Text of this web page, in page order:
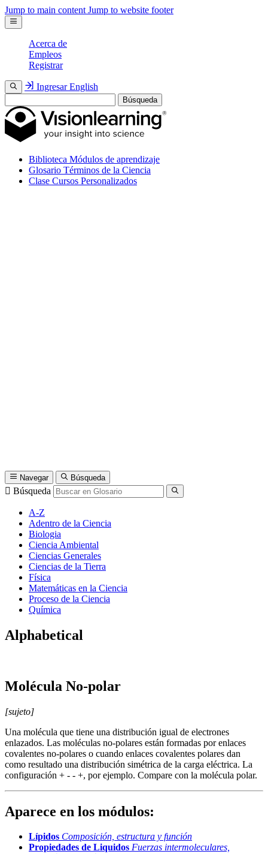
Jump to main content Jump to website footer
Acerca de
Empleos
Registrar
Ingresar English
Búsqueda
Biblioteca Módulos de aprendizaje
Glosario Términos de la Ciencia
Clase Cursos Personalizados
Navegar Búsqueda
Búsqueda
A-Z
Adentro de la Ciencia
Biologia
Ciencia Ambiental
Ciencias Generales
Ciencias de la Tierra
Física
Matemáticas en la Ciencia
Proceso de la Ciencia
Química
Alphabetical
Molécula No-polar
[sujeto]
Una molécula que tiene una distribución igual de electrones
enlazados. Las moléculas no-polares están formadas por enlaces
covalentes no-polares o cuando enlaces covalentes polares dan
como resultado una distribución simétrica de la carga eléctrica. La
configuración + - - +, por ejemplo. Compare con la molécula polar.
Aparece en los módulos:
Lípidos Composición, estructura y función
Propiedades de Liquidos Fuerzas intermoleculares,